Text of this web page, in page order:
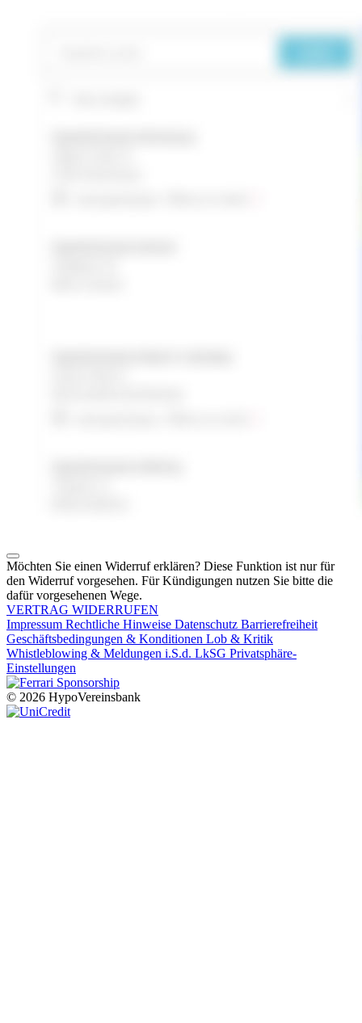
Möchten Sie einen Widerruf erklären? Diese Funktion ist nur für
den Widerruf vorgesehen. Für Kündigungen nutzen Sie bitte die
dafür vorgesehenen Wege.
VERTRAG WIDERRUFEN
Impressum Rechtliche Hinweise Datenschutz Barrierefreiheit
Geschäftsbedingungen & Konditionen Lob & Kritik
Whistleblowing & Meldungen i.S.d. LkSG Privatsphäre-
Einstellungen
© 2026 HypoVereinsbank